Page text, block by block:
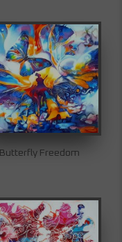
Butterfly Freedom